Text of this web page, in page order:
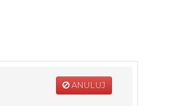
ANULUJ